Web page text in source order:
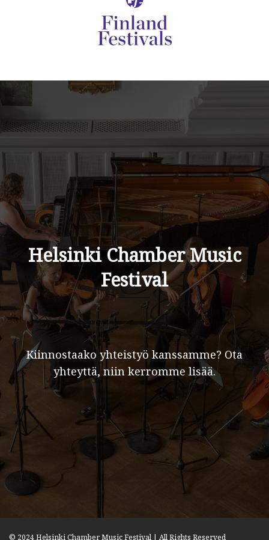
Helsinki Chamber Music
Festival
Kiinnostaako yhteistyö kanssamme? Ota
yhteyttä, niin kerromme lisää.
© 2024 Helsinki Chamber Music Festival | All Rights Reserved